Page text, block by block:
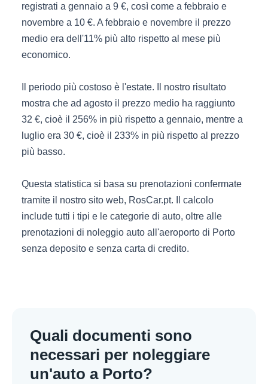
registrati a gennaio a 9 €, così come a febbraio e
novembre a 10 €. A febbraio e novembre il prezzo
medio era dell'11% più alto rispetto al mese più
economico.
Il periodo più costoso è l'estate. Il nostro risultato
mostra che ad agosto il prezzo medio ha raggiunto
32 €, cioè il 256% in più rispetto a gennaio, mentre a
luglio era 30 €, cioè il 233% in più rispetto al prezzo
più basso.
Questa statistica si basa su prenotazioni confermate
tramite il nostro sito web, RosCar.pt. Il calcolo
include tutti i tipi e le categorie di auto, oltre alle
prenotazioni di noleggio auto all'aeroporto di Porto
senza deposito e senza carta di credito.
Quali documenti sono
necessari per noleggiare
un'auto a Porto?